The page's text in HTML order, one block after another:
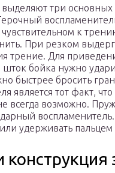
три
к
При резком
трение. Для
бойка нужно
быстрее бросить
является тот факт,
всегда возможно.
удерживать
конструкция